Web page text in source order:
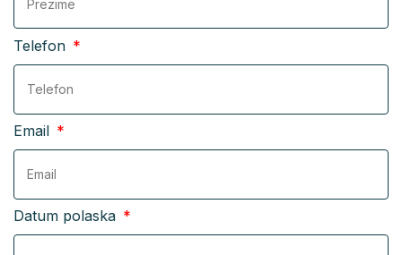
Telefon
Email
Datum polaska